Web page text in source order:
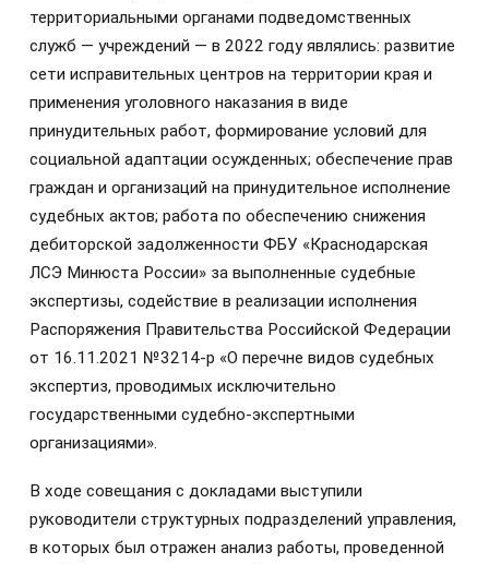
территориальными органами подведомственных
служб — учреждений — в 2022 году являлись: развитие
сети исправительных центров на территории края и
применения уголовного наказания в виде
принудительных работ, формирование условий для
социальной адаптации осужденных; обеспечение прав
граждан и организаций на принудительное исполнение
судебных актов; работа по обеспечению снижения
дебиторской задолженности ФБУ «Краснодарская
ЛСЭ Минюста России» за выполненные судебные
экспертизы, содействие в реализации исполнения
Распоряжения Правительства Российской Федерации
от 16.11.2021 №3214-р «О перечне видов судебных
экспертиз, проводимых исключительно
государственными судебно-экспертными
организациями».
В ходе совещания с докладами выступили
руководители структурных подразделений управления,
в которых был отражен анализ работы, проведенной